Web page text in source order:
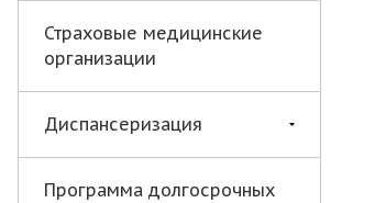
Страховые медицинские
организации
Диспансеризация
Программа долгосрочных